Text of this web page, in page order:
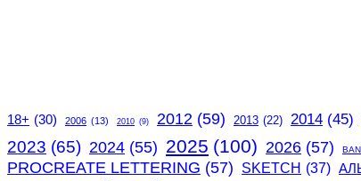
18+ (30) 2006 (13) 2010 (9) 2012 (59) 2013 (22) 2014 (45)
2023 (65) 2024 (55) 2025 (100) 2026 (57)
PROCREATE LETTERING (57) SKETCH (37)